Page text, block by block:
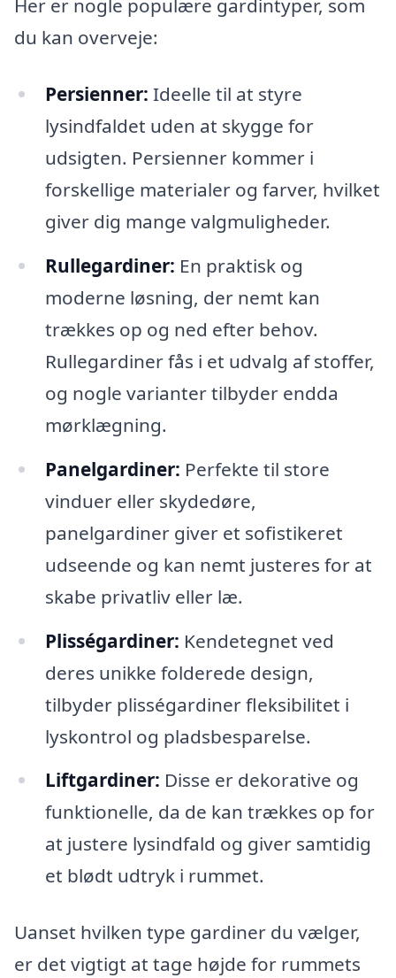
Her er nogle populære gardintyper, som
du kan overveje:
Persienner: Ideelle til at styre
lysindfaldet uden at skygge for
udsigten. Persienner kommer i
forskellige materialer og farver, hvilket
giver dig mange valgmuligheder.
Rullegardiner: En praktisk og
moderne løsning, der nemt kan
trækkes op og ned efter behov.
Rullegardiner fås i et udvalg af stoffer,
og nogle varianter tilbyder endda
mørklægning.
Panelgardiner: Perfekte til store
vinduer eller skydedøre,
panelgardiner giver et sofistikeret
udseende og kan nemt justeres for at
skabe privatliv eller læ.
Plisségardiner: Kendetegnet ved
deres unikke folderede design,
tilbyder plisségardiner fleksibilitet i
lyskontrol og pladsbesparelse.
Liftgardiner: Disse er dekorative og
funktionelle, da de kan trækkes op for
at justere lysindfald og giver samtidig
et blødt udtryk i rummet.
Uanset hvilken type gardiner du vælger,
er det vigtigt at tage højde for rummets